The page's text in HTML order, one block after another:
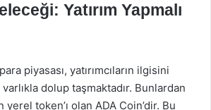
Yatırım Yapmalı
piyasası, yatırımcıların ilgisini
dolup taşmaktadır. Bunlardan
yerel token’ı olan ADA Coin’dir. Bu